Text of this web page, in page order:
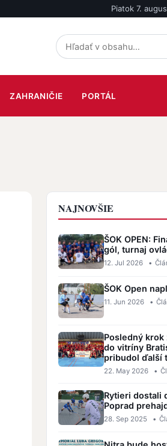
Piatok 7.
ZAHRANIČIE PORTÁL
NAJNOVŠIE
ŠOK OPEN:
gól, turnaj
12. Jul 2026 •
ŠOK Open
11. Jun 2026 •
Posledný krok
do vitríny
pribudol ďalší
22. May 2026 •
Rytieri dostali
Poprad
28. Sep 2025 •